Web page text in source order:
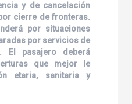
y de cancelación
cierre de fronteras.
por situaciones
por servicios de
El pasajero deberá
que mejor le
etaria, sanitaria y